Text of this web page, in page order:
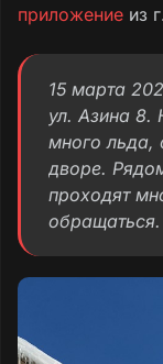
приложение из
15 марта
ул. Азина 8.
много льда,
дворе.
проходят